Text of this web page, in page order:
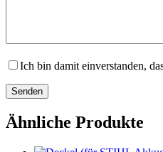
Ich bin damit einverstanden,
Ähnliche Produkte